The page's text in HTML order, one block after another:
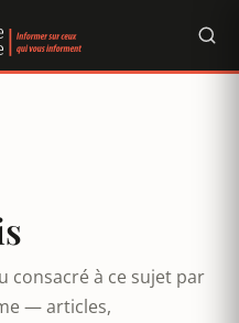
consacré à ce sujet par
— articles,